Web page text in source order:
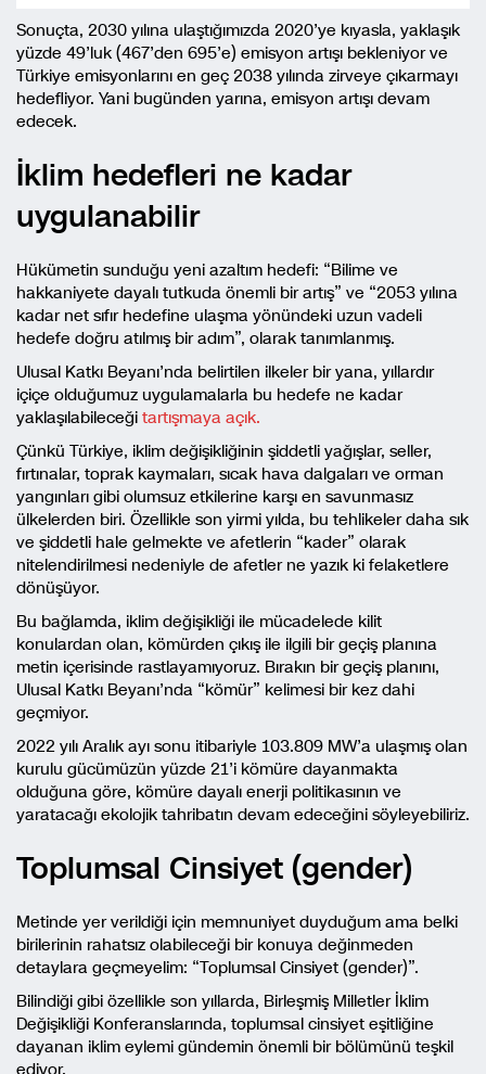
Sonuçta, 2030 yılına ulaştığımızda 2020’ye kıyasla, yaklaşık
yüzde 49’luk (467’den 695’e) emisyon artışı bekleniyor ve
Türkiye emisyonlarını en geç 2038 yılında zirveye çıkarmayı
hedefliyor. Yani bugünden yarına, emisyon artışı devam
edecek.
İklim hedefleri ne kadar
uygulanabilir
Hükümetin sunduğu yeni azaltım hedefi: “Bilime ve
hakkaniyete dayalı tutkuda önemli bir artış” ve “2053 yılına
kadar net sıfır hedefine ulaşma yönündeki uzun vadeli
hedefe doğru atılmış bir adım”, olarak tanımlanmış.
Ulusal Katkı Beyanı’nda belirtilen ilkeler bir yana, yıllardır
içiçe olduğumuz uygulamalarla bu hedefe ne kadar
yaklaşılabileceği tartışmaya açık.
Çünkü Türkiye, iklim değişikliğinin şiddetli yağışlar, seller,
fırtınalar, toprak kaymaları, sıcak hava dalgaları ve orman
yangınları gibi olumsuz etkilerine karşı en savunmasız
ülkelerden biri. Özellikle son yirmi yılda, bu tehlikeler daha sık
ve şiddetli hale gelmekte ve afetlerin “kader” olarak
nitelendirilmesi nedeniyle de afetler ne yazık ki felaketlere
dönüşüyor.
Bu bağlamda, iklim değişikliği ile mücadelede kilit
konulardan olan, kömürden çıkış ile ilgili bir geçiş planına
metin içerisinde rastlayamıyoruz. Bırakın bir geçiş planını,
Ulusal Katkı Beyanı’nda “kömür” kelimesi bir kez dahi
geçmiyor.
2022 yılı Aralık ayı sonu itibariyle 103.809 MW’a ulaşmış olan
kurulu gücümüzün yüzde 21’i kömüre dayanmakta
olduğuna göre, kömüre dayalı enerji politikasının ve
yaratacağı ekolojik tahribatın devam edeceğini söyleyebiliriz.
Toplumsal Cinsiyet (gender)
Metinde yer verildiği için memnuniyet duyduğum ama belki
birilerinin rahatsız olabileceği bir konuya değinmeden
detaylara geçmeyelim: “Toplumsal Cinsiyet (gender)”.
Bilindiği gibi özellikle son yıllarda, Birleşmiş Milletler İklim
Değişikliği Konferanslarında, toplumsal cinsiyet eşitliğine
dayanan iklim eylemi gündemin önemli bir bölümünü teşkil
ediyor.